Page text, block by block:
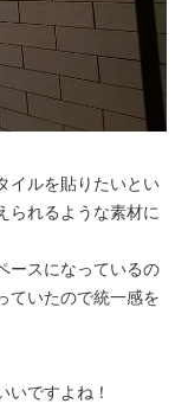
イルを貼りたいとい
られるような素材に
ースになっているの
ていたので統一感を
いですよね！